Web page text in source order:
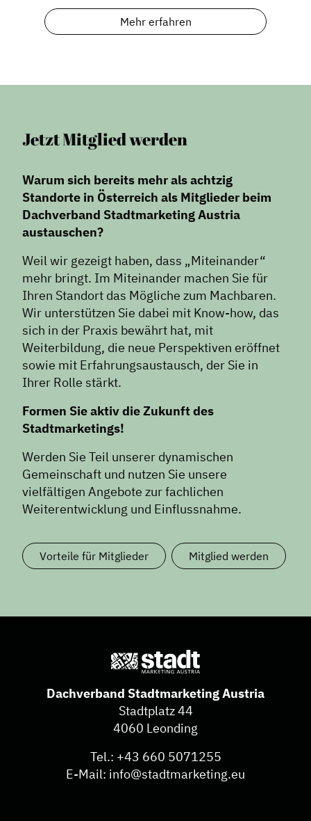
Mehr erfahren
Jetzt Mitglied werden
Warum sich bereits mehr als achtzig
Standorte in Österreich als Mitglieder beim
Dachverband Stadtmarketing Austria
austauschen?
Weil wir gezeigt haben, dass „Miteinander“
mehr bringt. Im Miteinander machen Sie für
Ihren Standort das Mögliche zum Machbaren.
Wir unterstützen Sie dabei mit Know-how, das
sich in der Praxis bewährt hat, mit
Weiterbildung, die neue Perspektiven eröffnet
sowie mit Erfahrungsaustausch, der Sie in
Ihrer Rolle stärkt.
Formen Sie aktiv die Zukunft des
Stadtmarketings!
Werden Sie Teil unserer dynamischen
Gemeinschaft und nutzen Sie unsere
vielfältigen Angebote zur fachlichen
Weiterentwicklung und Einflussnahme.
Vorteile für Mitglieder Mitglied werden
Dachverband Stadtmarketing Austria
Stadtplatz 44
4060 Leonding
Tel.: +43 660 5071255
E-Mail: info@stadtmarketing.eu